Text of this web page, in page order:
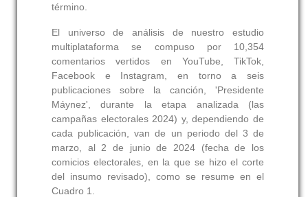
término.
El universo de análisis de nuestro estudio
multiplataforma se compuso por 10,354
comentarios vertidos en YouTube, TikTok,
Facebook e Instagram, en torno a seis
publicaciones sobre la canción, 'Presidente
Máynez', durante la etapa analizada (las
campañas electorales 2024) y, dependiendo de
cada publicación, van de un periodo del 3 de
marzo, al 2 de junio de 2024 (fecha de los
comicios electorales, en la que se hizo el corte
del insumo revisado), como se resume en el
Cuadro 1.